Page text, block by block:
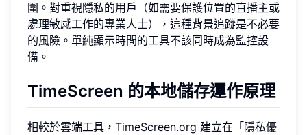
圍。對重視隱私的用戶（如需要保護位置的直播主或
處理敏感工作的專業人士），這種背景追蹤是不必要
的風險。單純顯示時間的工具不該同時成為監控設
備。
TimeScreen 的本地儲存運作原理
相較於雲端工具，TimeScreen.org 建立在「隱私優